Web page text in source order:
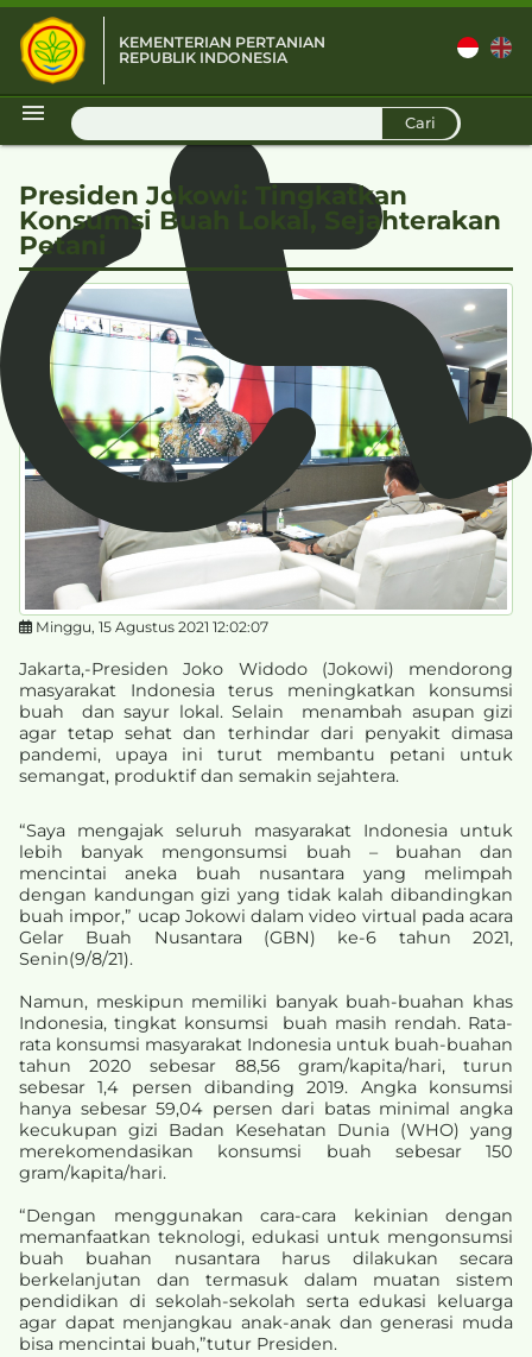
KEMENTERIAN PERTANIAN
REPUBLIK INDONESIA
Cari
D
Presiden Jokowi: Tingkatkan
Konsumsi Buah Lokal, Sejahterakan
Petani
Minggu, 15 Agustus 2021 12:02:07
Jakarta,-Presiden Joko Widodo (Jokowi) mendorong
masyarakat Indonesia terus meningkatkan konsumsi
buah dan sayur lokal. Selain menambah asupan gizi
agar tetap sehat dan terhindar dari penyakit dimasa
pandemi, upaya ini turut membantu petani untuk
semangat, produktif dan semakin sejahtera.
“Saya mengajak seluruh masyarakat Indonesia untuk
lebih banyak mengonsumsi buah – buahan dan
mencintai aneka buah nusantara yang melimpah
dengan kandungan gizi yang tidak kalah dibandingkan
buah impor,” ucap Jokowi dalam video virtual pada acara
Gelar Buah Nusantara (GBN) ke-6 tahun 2021,
Senin(9/8/21).
Namun, meskipun memiliki banyak buah-buahan khas
Indonesia, tingkat konsumsi buah masih rendah. Rata-
rata konsumsi masyarakat Indonesia untuk buah-buahan
tahun 2020 sebesar 88,56 gram/kapita/hari, turun
sebesar 1,4 persen dibanding 2019. Angka konsumsi
hanya sebesar 59,04 persen dari batas minimal angka
kecukupan gizi Badan Kesehatan Dunia (WHO) yang
merekomendasikan konsumsi buah sebesar 150
gram/kapita/hari.
“Dengan menggunakan cara-cara kekinian dengan
memanfaatkan teknologi, edukasi untuk mengonsumsi
buah buahan nusantara harus dilakukan secara
berkelanjutan dan termasuk dalam muatan sistem
pendidikan di sekolah-sekolah serta edukasi keluarga
agar dapat menjangkau anak-anak dan generasi muda
bisa mencintai buah,”tutur Presiden.